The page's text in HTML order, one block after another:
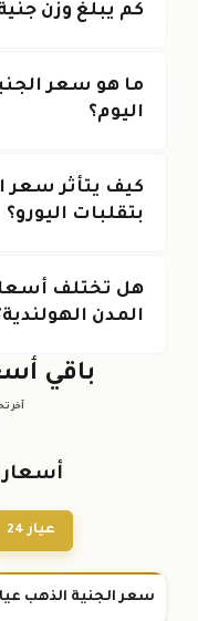
كم يبلغ وزن جنية
اليوم؟
بتقلبات اليورو؟
هل تختلف
المدن
باقي
آخر
عيار 24
سعر الجنية الذهب عيار